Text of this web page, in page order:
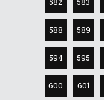
588 589
594 595
600 601